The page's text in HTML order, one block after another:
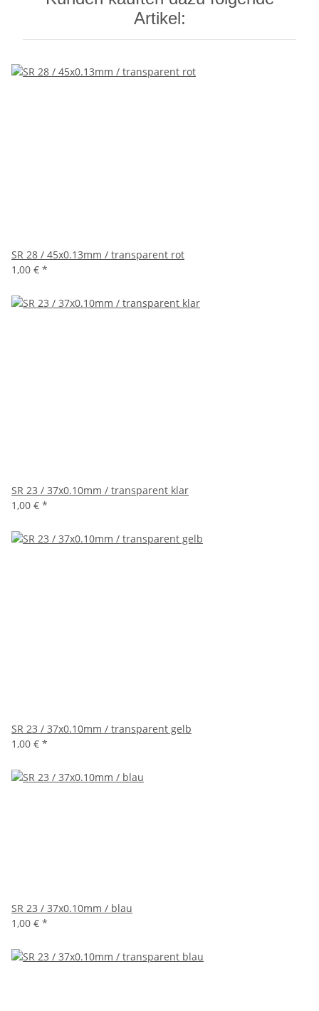
Artikel:
SR 28 / 45x0.13mm / transparent rot
1,00 € *
SR 23 / 37x0.10mm / transparent klar
1,00 € *
SR 23 / 37x0.10mm / transparent gelb
1,00 € *
SR 23 / 37x0.10mm / blau
1,00 € *